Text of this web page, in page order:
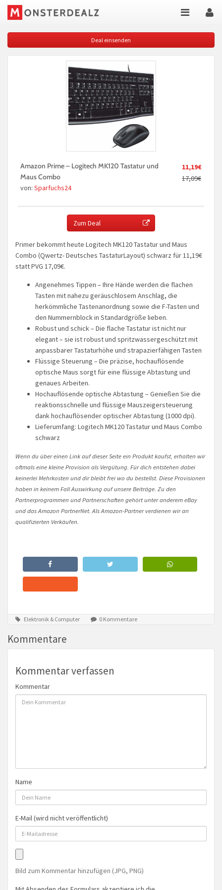
Deal einsenden
11,19€
17,09€
Amazon Prime – Logitech MK120 Tastatur und
Maus Combo
von: Sparfuchs24
Zum Deal
Primer bekommt heute Logitech MK120 Tastatur und Maus
Combo (Qwertz- Deutsches TastaturLayout) schwarz für 11,19€
statt PVG 17,09€.
Angenehmes Tippen – Ihre Hände werden die flachen
Tasten mit nahezu geräuschlosem Anschlag, die
herkömmliche Tastenanordnung sowie die F-Tasten und
den Nummernblock in Standardgröße lieben.
Robust und schick – Die flache Tastatur ist nicht nur
elegant – sie ist robust und spritzwassergeschützt mit
anpassbarer Tastaturhöhe und strapazierfähigen Tasten
Flüssige Steuerung – Die präzise, hochauflösende
optische Maus sorgt für eine flüssige Abtastung und
genaues Arbeiten.
Hochauflösende optische Abtastung – Genießen Sie die
reaktionsschnelle und flüssige Mauszeigersteuerung
dank hochauflösender optischer Abtastung (1000 dpi).
Lieferumfang: Logitech MK120 Tastatur und Maus Combo
schwarz
Wenn du über einen Link auf dieser Seite ein Produkt kaufst, erhalten wir
oftmals eine kleine Provision als Vergütung. Für dich entstehen dabei
keinerlei Mehrkosten und dir bleibt frei wo du bestellst. Diese Provisionen
haben in keinem Fall Auswirkung auf unsere Beiträge. Zu den
Partnerprogrammen und Partnerschaften gehört unter anderem eBay
und das Amazon PartnerNet. Als Amazon-Partner verdienen wir an
qualifizierten Verkäufen.
Elektronik & Computer 0 Kommentare
Kommentare
Kommentar verfassen
Kommentar
Name
E-Mail (wird nicht veröffentlicht)
Bild zum Kommentar hinzufügen (JPG, PNG)